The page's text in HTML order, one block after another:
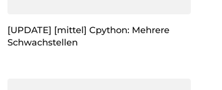
[UPDATE] [mittel] Cpython: Mehrere
Schwachstellen